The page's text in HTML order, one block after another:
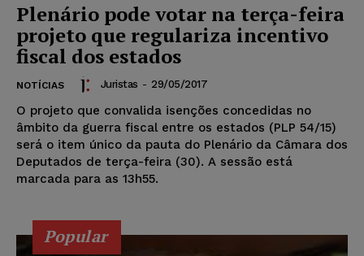
Plenário pode votar na terça-feira
projeto que regulariza incentivo
fiscal dos estados
NOTÍCIAS Juristas - 29/05/2017
O projeto que convalida isenções concedidas no
âmbito da guerra fiscal entre os estados (PLP 54/15)
será o item único da pauta do Plenário da Câmara dos
Deputados de terça-feira (30). A sessão está
marcada para as 13h55.
Popular